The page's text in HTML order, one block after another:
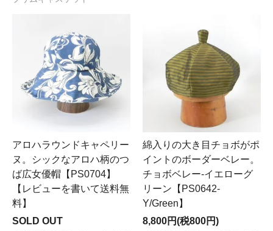
アロハラウンドキャペリー
ヌ。シックなアロハ柄のつ
ば広女優帽【PS0704】
【レビューを書いて送料無
料】
SOLD OUT
綿入りの大き目チョボがポ
イントのボーダーベレー。
チョボベレー-イエローグ
リーン【PS0642-
Y/Green】
8,800円(税800円)